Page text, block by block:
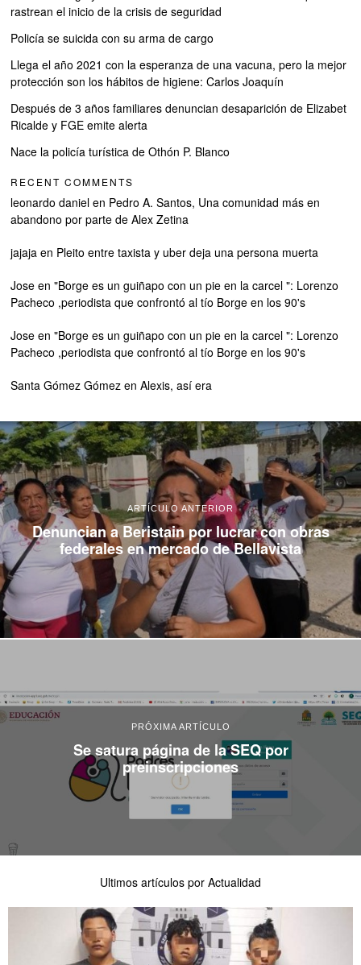
rastrean el inicio de la crisis de seguridad
Policía se suicida con su arma de cargo
Llega el año 2021 con la esperanza de una vacuna, pero la mejor
protección son los hábitos de higiene: Carlos Joaquín
Después de 3 años familiares denuncian desaparición de Elizabet
Ricalde y FGE emite alerta
Nace la policía turística de Othón P. Blanco
RECENT COMMENTS
leonardo daniel en Pedro A. Santos, Una comunidad más en
abandono por parte de Alex Zetina
jajaja en Pleito entre taxista y uber deja una persona muerta
Jose en"Borge es un guiñapo con un pie en la carcel ": Lorenzo
Pacheco ,periodista que confrontó al tío Borge en los 90's
Jose en"Borge es un guiñapo con un pie en la carcel ": Lorenzo
Pacheco ,periodista que confrontó al tío Borge en los 90's
Santa Gómez Gómez enAlexis, así era
ARTÍCULO ANTERIOR
Denuncian a Beristain por lucrar con obras
federales en mercado de Bellavista
PRÓXIMA ARTÍCULO
Se satura página de la SEQ por
preinscripciones
Ultimos artículos por Actualidad